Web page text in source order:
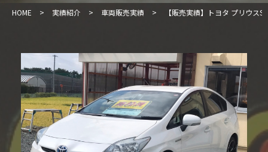
HOME > 実績紹介 > 車両販売実績 > 【販売実績】トヨタ プリウスS